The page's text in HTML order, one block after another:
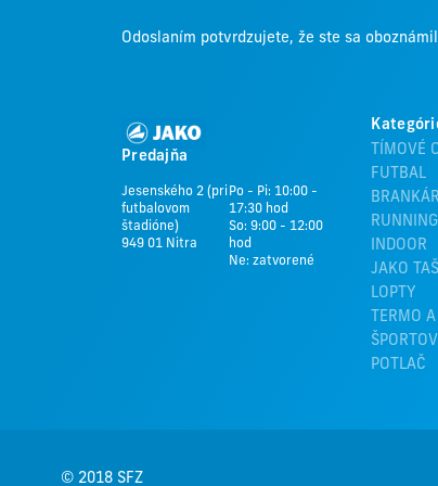
Odoslaním potvrdzujete, že ste sa
Predajňa
Jesenského 2 (pri
futbalovom
štadióne)
949 01 Nitra
Po - Pi: 10:00 -
17:30 hod
So: 9:00 - 12:00
hod
Ne: zatvorené
TÍMOVÉ
FUTBAL
BRANKÁR
INDOOR
JAKO
LOPTY
TERMO
POTLAČ
© 2018 SFZ